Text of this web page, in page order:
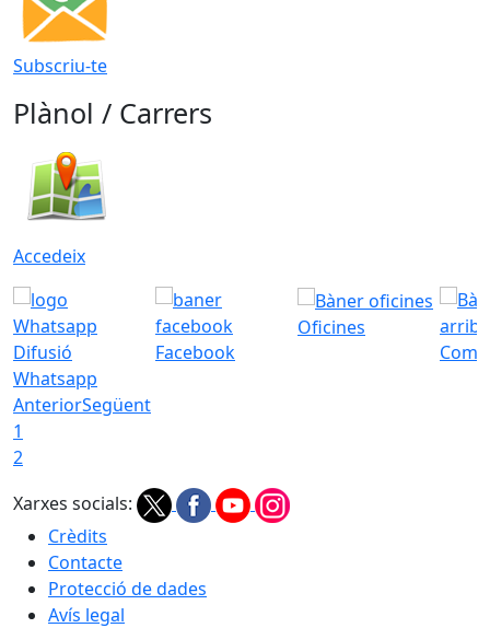
Subscriu-te
Plànol / Carrers
Accedeix
Difusió
Whatsapp
Facebook
Oficines
Com
AnteriorSegüent
1
2
Xarxes socials:
Crèdits
Contacte
Protecció de dades
Avís legal